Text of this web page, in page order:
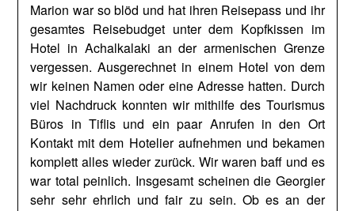
Marion war so blöd und hat ihren Reisepass und ihr
gesamtes Reisebudget unter dem Kopfkissen im
Hotel in Achalkalaki an der armenischen Grenze
vergessen. Ausgerechnet in einem Hotel von dem
wir keinen Namen oder eine Adresse hatten. Durch
viel Nachdruck konnten wir mithilfe des Tourismus
Büros in Tiflis und ein paar Anrufen in den Ort
Kontakt mit dem Hotelier aufnehmen und bekamen
komplett alles wieder zurück. Wir waren baff und es
war total peinlich. Insgesamt scheinen die Georgier
sehr sehr ehrlich und fair zu sein. Ob es an der